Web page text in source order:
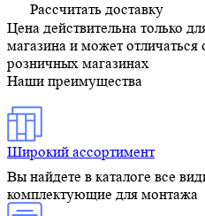
Рассчитать доставку
Цена действительна только
магазина и может отличаться
розничных магазинах
Наши преимущества
Широкий ассортимент
Вы найдете в каталоге все
комплектующие для монтажа